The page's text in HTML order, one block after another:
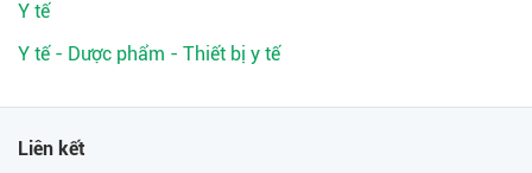
Y tế
Y tế - Dược phẩm - Thiết bị y tế
Liên kết